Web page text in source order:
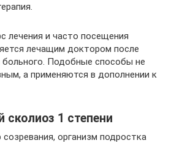
лечения и часто посещения
лечащим доктором после
больного. Подобные способы не
а применяются в дополнении к
сколиоз 1 степени
организм подростка